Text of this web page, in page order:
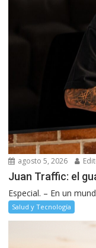
agosto 5, 2026
Juan Traffic: el
Especial. – En un
Salud y Tecnología